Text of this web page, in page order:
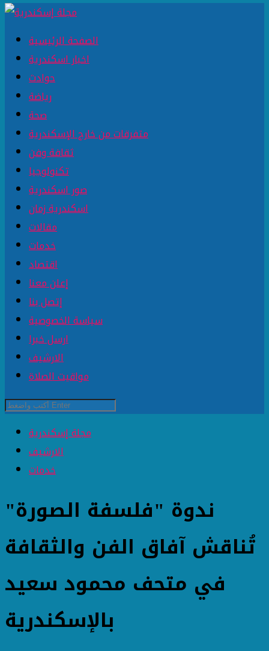
الصفحة الرئيسية
اخبار اسكندرية
حوادث
رياضة
صحة
متفرقات من خارج الإسكندرية
ثقافة وفن
تكنولوجيا
صور اسكندرية
اسكندرية زمان
مقالات
خدمات
اقتصاد
إعلن معنا
إتصل بنا
سياسة الخصوصية
ارسل خبرا
الارشيف
مواقيت الصلاة
مجلة إسكندرية
الارشيف
خدمات
ندوة "فلسفة الصورة"
تُناقش آفاق الفن والثقافة
في متحف محمود سعيد
بالإسكندرية